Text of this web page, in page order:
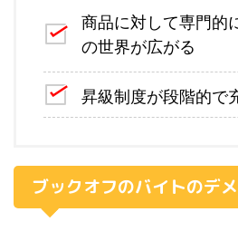
商品に対して専門的
の世界が広がる
昇級制度が段階的で
ブックオフのバイトのデ